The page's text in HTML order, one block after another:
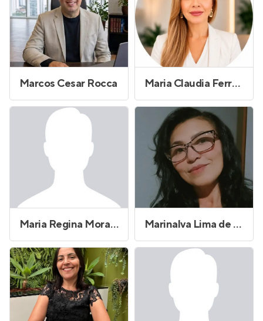
Marcos Cesar Rocca Maria Claudia Ferreira
Maria Regina Morales Lopes Marinalva Lima de Sousa